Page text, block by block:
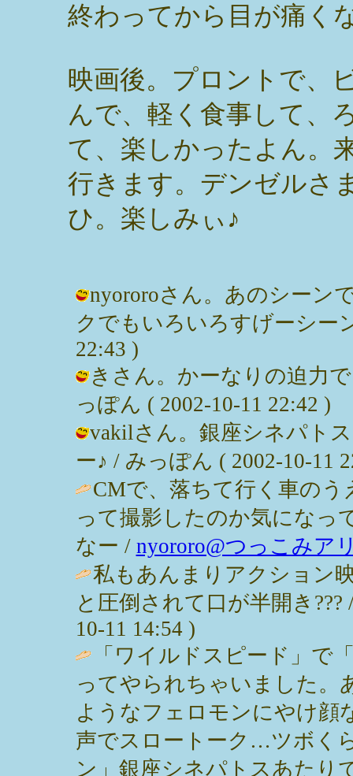
終わってから目が痛く
映画後。プロントで、
んで、軽く食事して、
て、楽しかったよん。
行きます。デンゼルさ
ひ。楽しみぃ♪
nyororoさん。あのシーン
クでもいろいろすげーシー
22:43 )
きさん。かーなりの迫力
っぽん ( 2002-10-11 22:42 )
vakilさん。銀座シネパト
ー♪ / みっぽん ( 2002-10-11
CMで、落ちて行く車の
って撮影したのか気になっ
なー / nyororo@つっこみア
私もあんまりアクション
と圧倒されて口が半開き???
10-11 14:54 )
「ワイルドスピード」
ってやられちゃいました。
ようなフェロモンにやけ顔
声でスロートーク…ツボく
ン」銀座シネパトスあたり